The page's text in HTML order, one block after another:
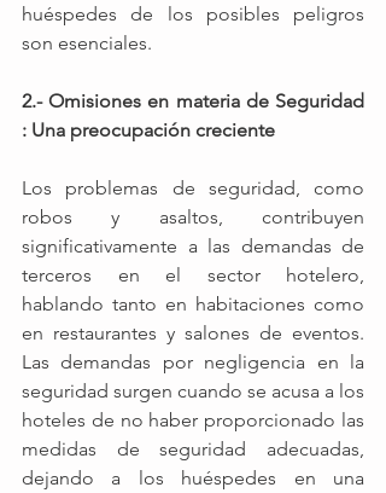
huéspedes de los posibles peligros
son esenciales.
2.- Omisiones en materia de Seguridad
: Una preocupación creciente
Los problemas de seguridad, como
robos y asaltos, contribuyen
significativamente a las demandas de
terceros en el sector hotelero,
hablando tanto en habitaciones como
en restaurantes y salones de eventos.
Las demandas por negligencia en la
seguridad surgen cuando se acusa a los
hoteles de no haber proporcionado las
medidas de seguridad adecuadas,
dejando a los huéspedes en una